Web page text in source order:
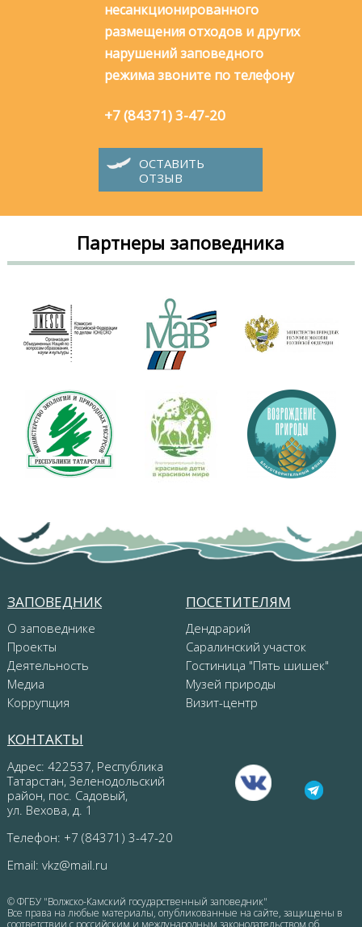
несанкционированного
размещения отходов и других
нарушений заповедного
режима звоните по телефону
+7 (84371) 3-47-20
ОСТАВИТЬ
ОТЗЫВ
Партнеры заповедника
ЗАПОВЕДНИК
О заповеднике
Проекты
Деятельность
Медиа
Коррупция
ПОСЕТИТЕЛЯМ
Дендрарий
Саралинский участок
Гостиница "Пять шишек"
Музей природы
Визит-центр
КОНТАКТЫ
Адрес: 422537, Республика
Татарстан, Зеленодольский
район, пос. Садовый,
ул. Вехова, д. 1
Телефон: +7 (84371) 3-47-20
Email: vkz@mail.ru
© ФГБУ "Волжско-Камский государственный заповедник"
Все права на любые материалы, опубликованные на сайте, защищены в